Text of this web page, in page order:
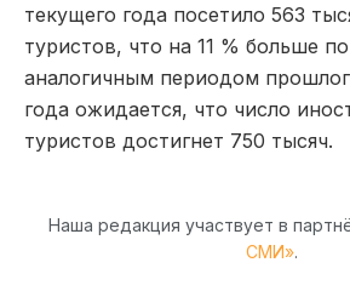
текущего года посетило 563
туристов, что на 11 % больше
аналогичным периодом
года ожидается, что число
туристов достигнет 750 тысяч.
Наша редакция участвует в
СМИ».